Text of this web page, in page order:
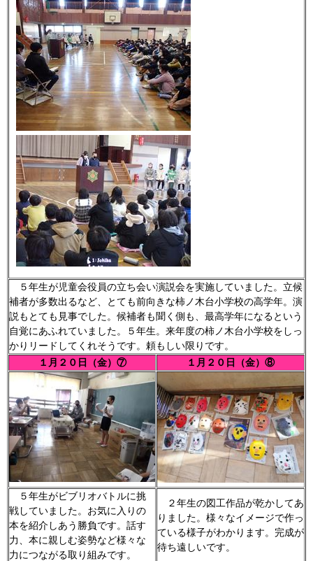
５年生が児童会役員の立ち会い演説会を実施していました。立候
補者が多数出るなど、とても前向きな柿ノ木台小学校の高学年。演
説もとても見事でした。候補者も聞く側も、最高学年になるという
自覚にあふれていました。５年生。来年度の柿ノ木台小学校をしっ
かりリードしてくれそうです。頼もしい限りです。
１月２０日（金）⑦
１月２０日（金）⑧
５年生がビブリオバトルに挑
戦していました。お気に入りの
本を紹介しあう勝負です。話す
力、本に親しむ姿勢など様々な
力につながる取り組みです。
２年生の図工作品が乾かしてあ
りました。様々なイメージで作っ
ている様子がわかります。完成が
待ち遠しいです。